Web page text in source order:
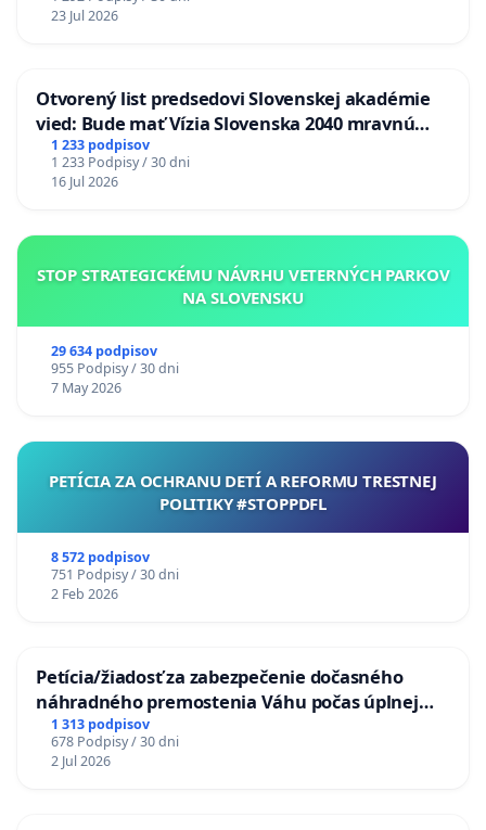
23 Jul 2026
Otvorený list predsedovi Slovenskej akadémie
vied: Bude mať Vízia Slovenska 2040 mravnú
chrbticu?
1 233 podpisov
1 233 Podpisy / 30 dni
16 Jul 2026
STOP STRATEGICKÉMU NÁVRHU VETERNÝCH PARKOV
NA SLOVENSKU
29 634 podpisov
955 Podpisy / 30 dni
7 May 2026
PETÍCIA ZA OCHRANU DETÍ A REFORMU TRESTNEJ
POLITIKY #STOPPDFL
8 572 podpisov
751 Podpisy / 30 dni
2 Feb 2026
Petícia/žiadosť za zabezpečenie dočasného
náhradného premostenia Váhu počas úplnej
uzávery Vážskeho mosta v Komárne
1 313 podpisov
678 Podpisy / 30 dni
2 Jul 2026